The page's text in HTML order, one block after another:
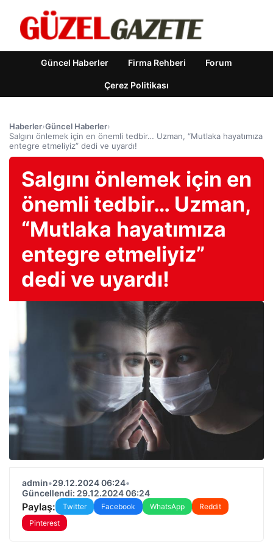
Güncel Haberler Firma Rehberi Forum
Çerez Politikası
Haberler›Güncel Haberler›
Salgını önlemek için en önemli tedbir… Uzman, “Mutlaka hayatımıza
entegre etmeliyiz” dedi ve uyardı!
Salgını önlemek için en
önemli tedbir… Uzman,
“Mutlaka hayatımıza
entegre etmeliyiz”
dedi ve uyardı!
admin•29.12.2024 06:24•
Güncellendi: 29.12.2024 06:24
Paylaş: Twitter Facebook WhatsApp
Reddit
Pinterest